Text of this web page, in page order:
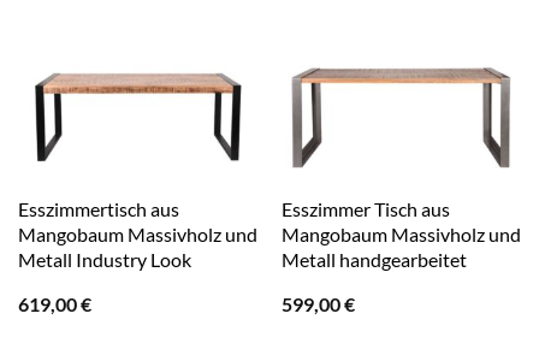
Esszimmertisch aus
Mangobaum Massivholz und
Metall Industry Look
619,00€
Esszimmer Tisch aus
Mangobaum Massivholz und
Metall handgearbeitet
599,00€